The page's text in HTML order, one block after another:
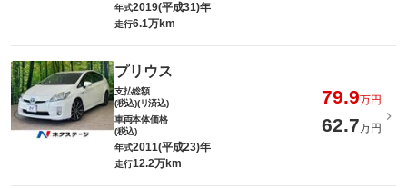
年式2019(平成31)年
走行6.1万km
プリウス
支払総額
(税込)(リ済込)
79.9万円
車両本体価格
(税込)
62.7万円
年式2011(平成23)年
走行12.2万km